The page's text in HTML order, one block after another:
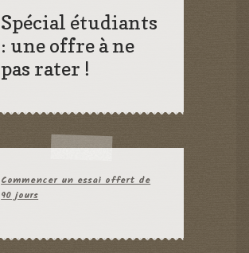
Spécial étudiants
: une offre à ne
pas rater !
Commencer un essai offert de
90 jours